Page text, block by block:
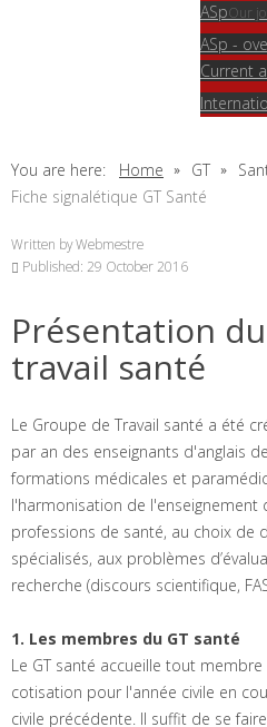
ASpOur
ASp -
Current
You are here: Home GT
Fiche signalétique GT Santé
Written byWebmestre
Published: 29 October 2016
Présentation
travail santé
Le Groupe de Travail santé a été
par an des enseignants d'anglais
formations médicales et
l'harmonisation de l'enseignement
professions de santé, au choix de
spécialisés, aux problèmes
recherche (discours scientifique,
1. Les membres du GT santé
Le GT santé accueille tout membre
cotisation pour l'année civile en
civile précédente. Il suffit de se